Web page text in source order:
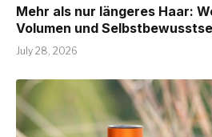
Mehr als nur längeres Haar:
Volumen und
July 28, 2026